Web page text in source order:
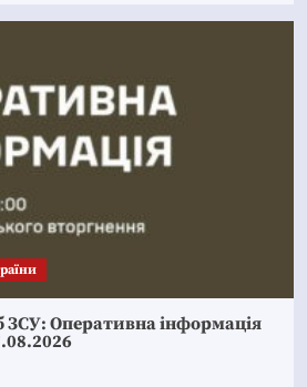
Оперативна інформація